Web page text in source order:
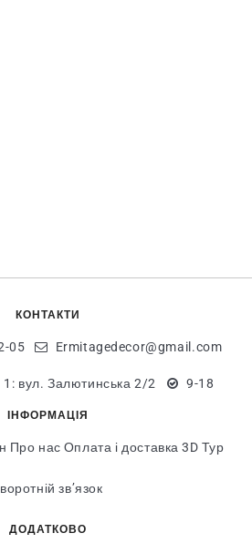
КОНТАКТИ
05 Ermitagedecor@gmail.com
1: вул. Залютинська 2/2 9-18
ІНФОРМАЦІЯ
Про нас Оплата і доставка 3D Тур
зв’язок
ДОДАТКОВО